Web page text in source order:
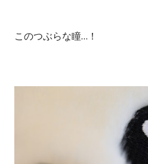
このつぶらな瞳…！